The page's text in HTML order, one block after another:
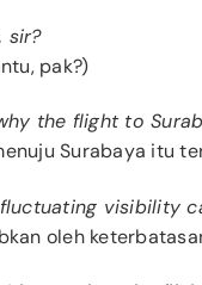
sir?
pak?)
the flight to
Surabaya itu
visibility
oleh